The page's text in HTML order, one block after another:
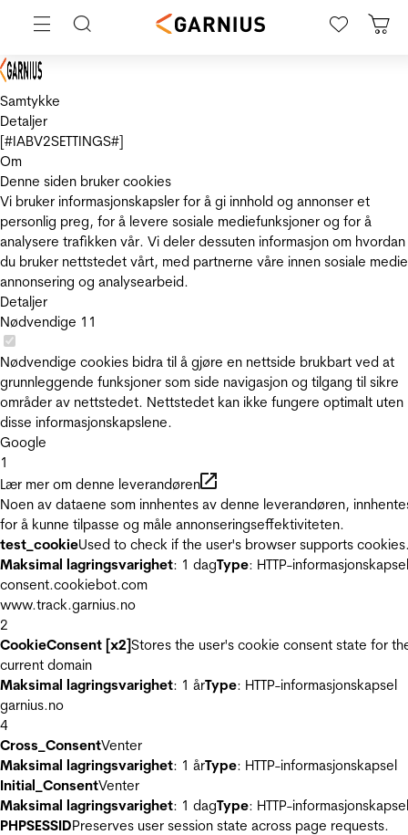
Samtykke
Detaljer
[#IABV2SETTINGS#]
Om
Denne siden bruker cookies
Vi bruker informasjonskapsler for å gi innhold og annonser et
personlig preg, for å levere sosiale mediefunksjoner og for å
analysere trafikken vår. Vi deler dessuten informasjon om hvordan
du bruker nettstedet vårt, med partnerne våre innen sosiale
annonsering og analysearbeid.
Detaljer
Nødvendige 11
Nødvendige cookies bidra til å gjøre en nettside brukbart ved at
grunnleggende funksjoner som side navigasjon og tilgang til sikre
områder av nettstedet. Nettstedet kan ikke fungere optimalt uten
disse informasjonskapslene.
Google
1
Lær mer om denne leverandøren
Noen av dataene som innhentes av denne leverandøren,
for å kunne tilpasse og måle annonseringseffektiviteten.
test_cookieUsed to check if the user's browser supports
Maksimal lagringsvarighet: 1 dagType: HTTP-informasjonskapsel
consent.cookiebot.com
www.track.garnius.no
2
CookieConsent [x2]Stores the user's cookie consent state for
current domain
Maksimal lagringsvarighet: 1 årType: HTTP-informasjonskapsel
garnius.no
4
Cross_ConsentVenter
Maksimal lagringsvarighet: 1 årType: HTTP-informasjonskapsel
Initial_ConsentVenter
Maksimal lagringsvarighet: 1 dagType: HTTP-informasjonskapsel
PHPSESSIDPreserves user session state across page requests.